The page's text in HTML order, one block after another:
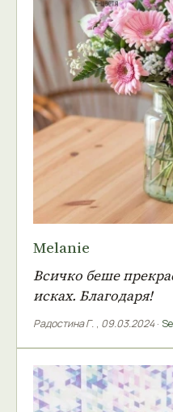
Melanie
Всичко беше
исках. Благодаря!
Радостина Г. , 09.03.2024·